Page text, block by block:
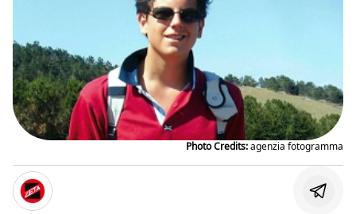
Photo Credits:agenzia fotogramma